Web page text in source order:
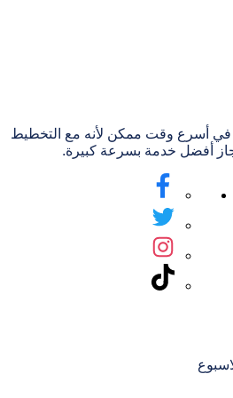
في أسرع وقت ممكن لأنه مع التخطيط
أفضل خدمة بسرعة كبيرة.